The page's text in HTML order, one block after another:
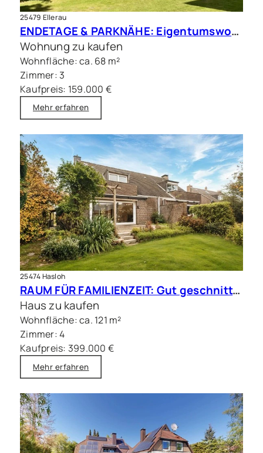
25479 Ellerau
ENDETAGE & PARKNÄHE: Eigentumswohnung mit Balkon und Stellplatz
Wohnung zu kaufen
Wohnfläche: ca. 68 m²
Zimmer: 3
Kaufpreis: 159.000 €
Mehr erfahren
25474 Hasloh
RAUM FÜR FAMILIENZEIT: Gut geschnittene Doppelhaushälfte mit Sauna
Haus zu kaufen
Wohnfläche: ca. 121 m²
Zimmer: 4
Kaufpreis: 399.000 €
Mehr erfahren